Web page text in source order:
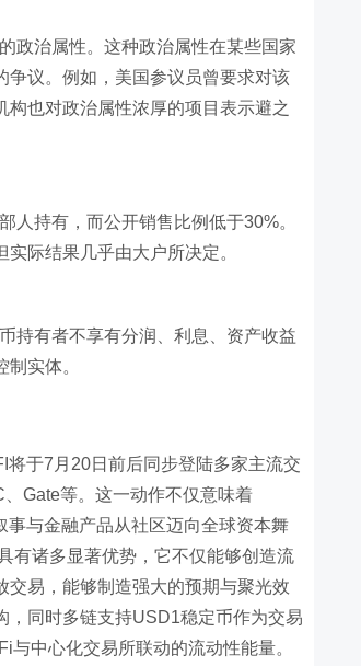
政治属性。这种政治属性在某些国家
争议。例如，美国参议员曾要求对该
也对政治属性浓厚的项目表示避之
人持有，而公开销售比例低于30%。
际结果几乎由大户所决定。
持有者不享有分润、利息、资产收益
实体。
于7月20日前后同步登陆多家主流交
Gate等。这一动作不仅意味着
与金融产品从社区迈向全球资本舞
有诸多显著优势，它不仅能够创造流
易，能够制造强大的预期与聚光效
，同时多链支持USD1稳定币作为交易
中心化交易所联动的流动性能量。